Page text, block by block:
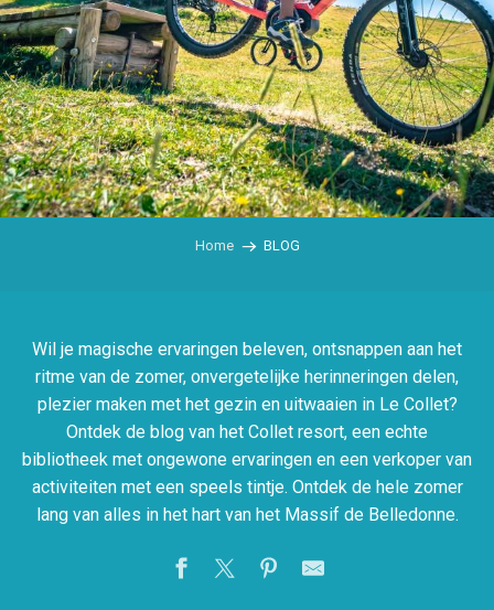
Home BLOG
Wil je magische ervaringen beleven, ontsnappen aan het
ritme van de zomer, onvergetelijke herinneringen delen,
plezier maken met het gezin en uitwaaien in Le Collet?
Ontdek de blog van het Collet resort, een echte
bibliotheek met ongewone ervaringen en een verkoper van
activiteiten met een speels tintje. Ontdek de hele zomer
lang van alles in het hart van het Massif de Belledonne.